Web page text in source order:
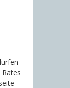
Rates